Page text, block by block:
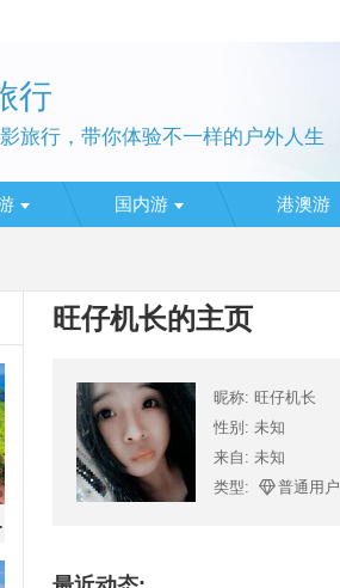
行
旅行，带你体验不一样的户外人生
国内游 港澳游
赣州古城
旺仔机长的主页
昵称: 旺仔机长
性别: 未知
来自: 未知
类型:
普通用户